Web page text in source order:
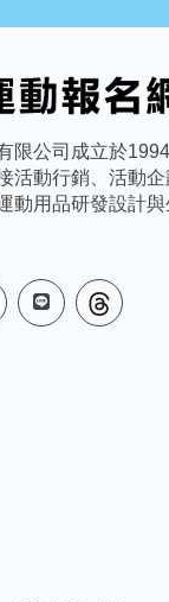
限公司成立於
活動行銷、活動
動用品研發設計